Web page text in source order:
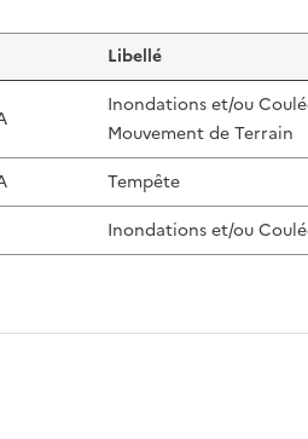
Libellé
Inondations et/ou
Mouvement de Terrain
Tempête
Inondations et/ou